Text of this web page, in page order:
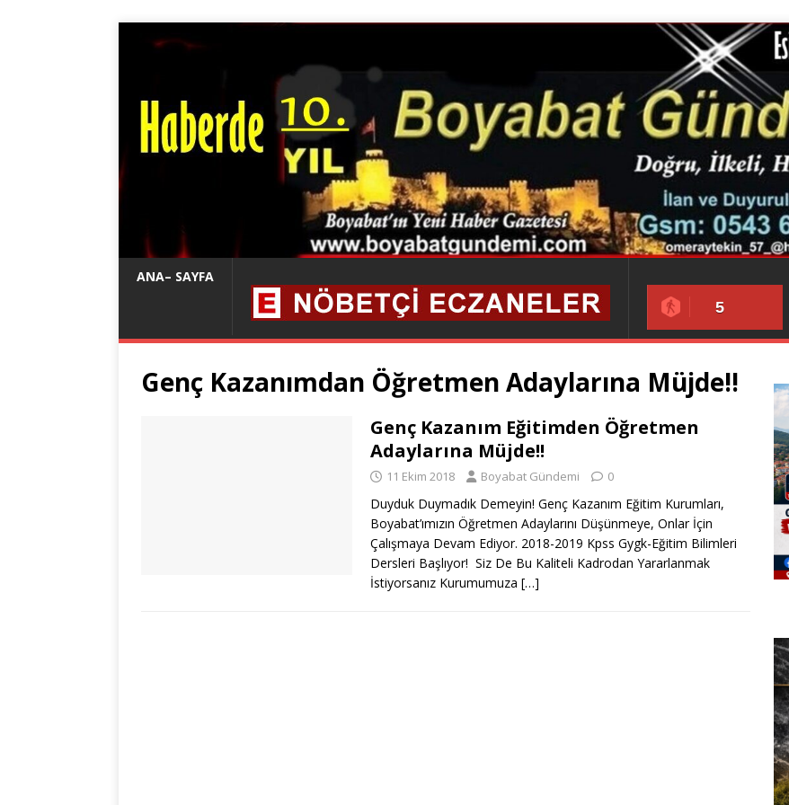
ANA– SAYFA
5
Genç Kazanımdan Öğretmen Adaylarına Müjde!!
Genç Kazanım Eğitimden Öğretmen
Adaylarına Müjde!!
11 Ekim 2018 Boyabat Gündemi 0
Duyduk Duymadık Demeyin! Genç Kazanım Eğitim Kurumları,
Boyabat’ımızın Öğretmen Adaylarını Düşünmeye, Onlar İçin
Çalışmaya Devam Ediyor. 2018-2019 Kpss Gygk-Eğitim Bilimleri
Dersleri Başlıyor! Siz De Bu Kaliteli Kadrodan Yararlanmak
İstiyorsanız Kurumumuza […]